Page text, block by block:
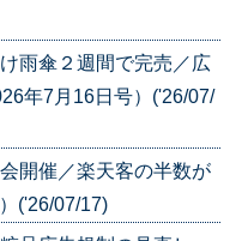
雨傘２週間で完売／広
年7月16日号）('26/07/
開催／楽天客の半数が
('26/07/17)